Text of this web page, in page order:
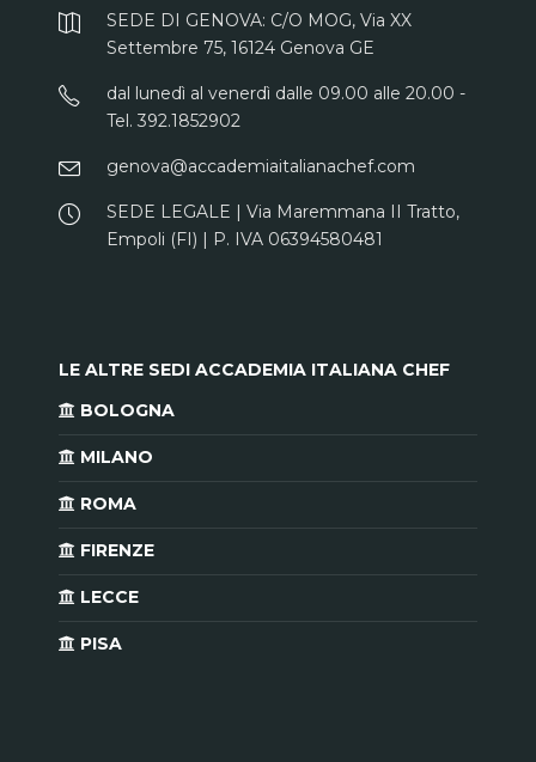
SEDE DI GENOVA: C/O MOG, Via XX
Settembre 75, 16124 Genova GE
dal lunedì al venerdì dalle 09.00 alle 20.00 -
Tel. 392.1852902
genova@accademiaitalianachef.com
SEDE LEGALE | Via Maremmana II Tratto,
Empoli (FI) | P. IVA 06394580481
LE ALTRE SEDI ACCADEMIA ITALIANA CHEF
BOLOGNA
MILANO
ROMA
FIRENZE
LECCE
PISA